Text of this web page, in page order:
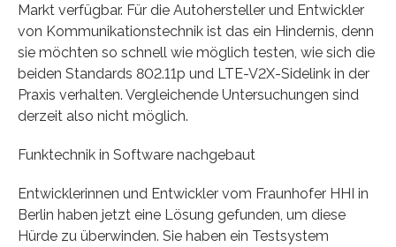
Markt verfügbar. Für die Autohersteller und Entwickler
von Kommunikationstechnik ist das ein Hindernis, denn
sie möchten so schnell wie möglich testen, wie sich die
beiden Standards 802.11p und LTE-V2X-Sidelink in der
Praxis verhalten. Vergleichende Untersuchungen sind
derzeit also nicht möglich.
Funktechnik in Software nachgebaut
Entwicklerinnen und Entwickler vom Fraunhofer HHI in
Berlin haben jetzt eine Lösung gefunden, um diese
Hürde zu überwinden. Sie haben ein Testsystem